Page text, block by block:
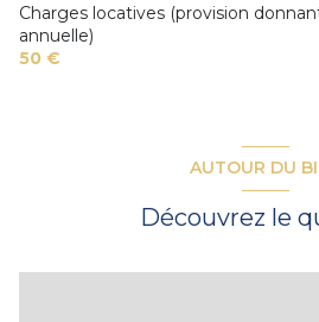
Charges locatives (provision
annuelle)
50 €
AUTOUR DU
Découvrez le